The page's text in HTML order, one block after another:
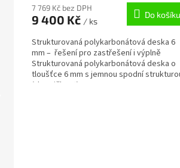
7 769 Kč bez DPH
9 400 Kč / ks
Do košíku
Strukturovaná polykarbonátová deska 6
mm – řešení pro zastřešení i výplně
Strukturovaná polykarbonátová deska o
tloušťce 6 mm s jemnou spodní
(„krupičkou“) ....